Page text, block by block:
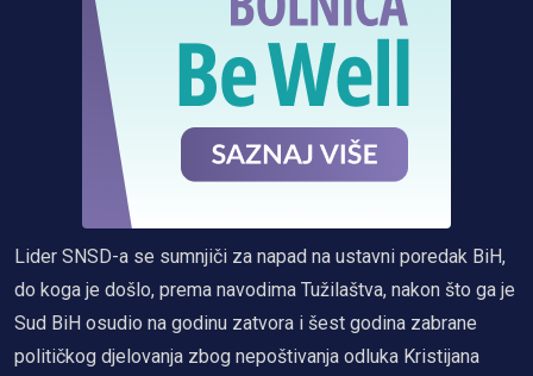
Lider SNSD-a se sumnjiči za napad na ustavni poredak BiH,
do koga je došlo, prema navodima Tužilaštva, nakon što ga je
Sud BiH osudio na godinu zatvora i šest godina zabrane
političkog djelovanja zbog nepoštivanja odluka Kristijana